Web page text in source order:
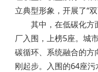
立典型形象，开展了“
其中，在低碳化方
厂入围，上榜5座。城
碳循环、系统融合的方
刚起步。入围的64座